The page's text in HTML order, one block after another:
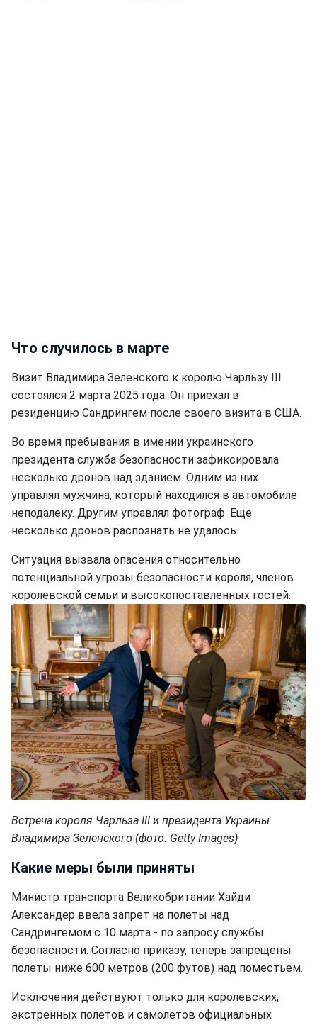
Что случилось в марте
Визит Владимира Зеленского к королю Чарльзу III
состоялся 2 марта 2025 года. Он приехал в
резиденцию Сандрингем после своего визита в США.
Во время пребывания в имении украинского
президента служба безопасности зафиксировала
несколько дронов над зданием. Одним из них
управлял мужчина, который находился в автомобиле
неподалеку. Другим управлял фотограф. Еще
несколько дронов распознать не удалось.
Ситуация вызвала опасения относительно
потенциальной угрозы безопасности короля, членов
королевской семьи и высокопоставленных гостей.
Встреча короля Чарльза III и президента Украины
Владимира Зеленского (фото: Getty Images)
Какие меры были приняты
Министр транспорта Великобритании Хайди
Александер ввела запрет на полеты над
Сандрингемом с 10 марта - по запросу службы
безопасности. Согласно приказу, теперь запрещены
полеты ниже 600 метров (200 футов) над поместьем.
Исключения действуют только для королевских,
экстренных полетов и самолетов официальных